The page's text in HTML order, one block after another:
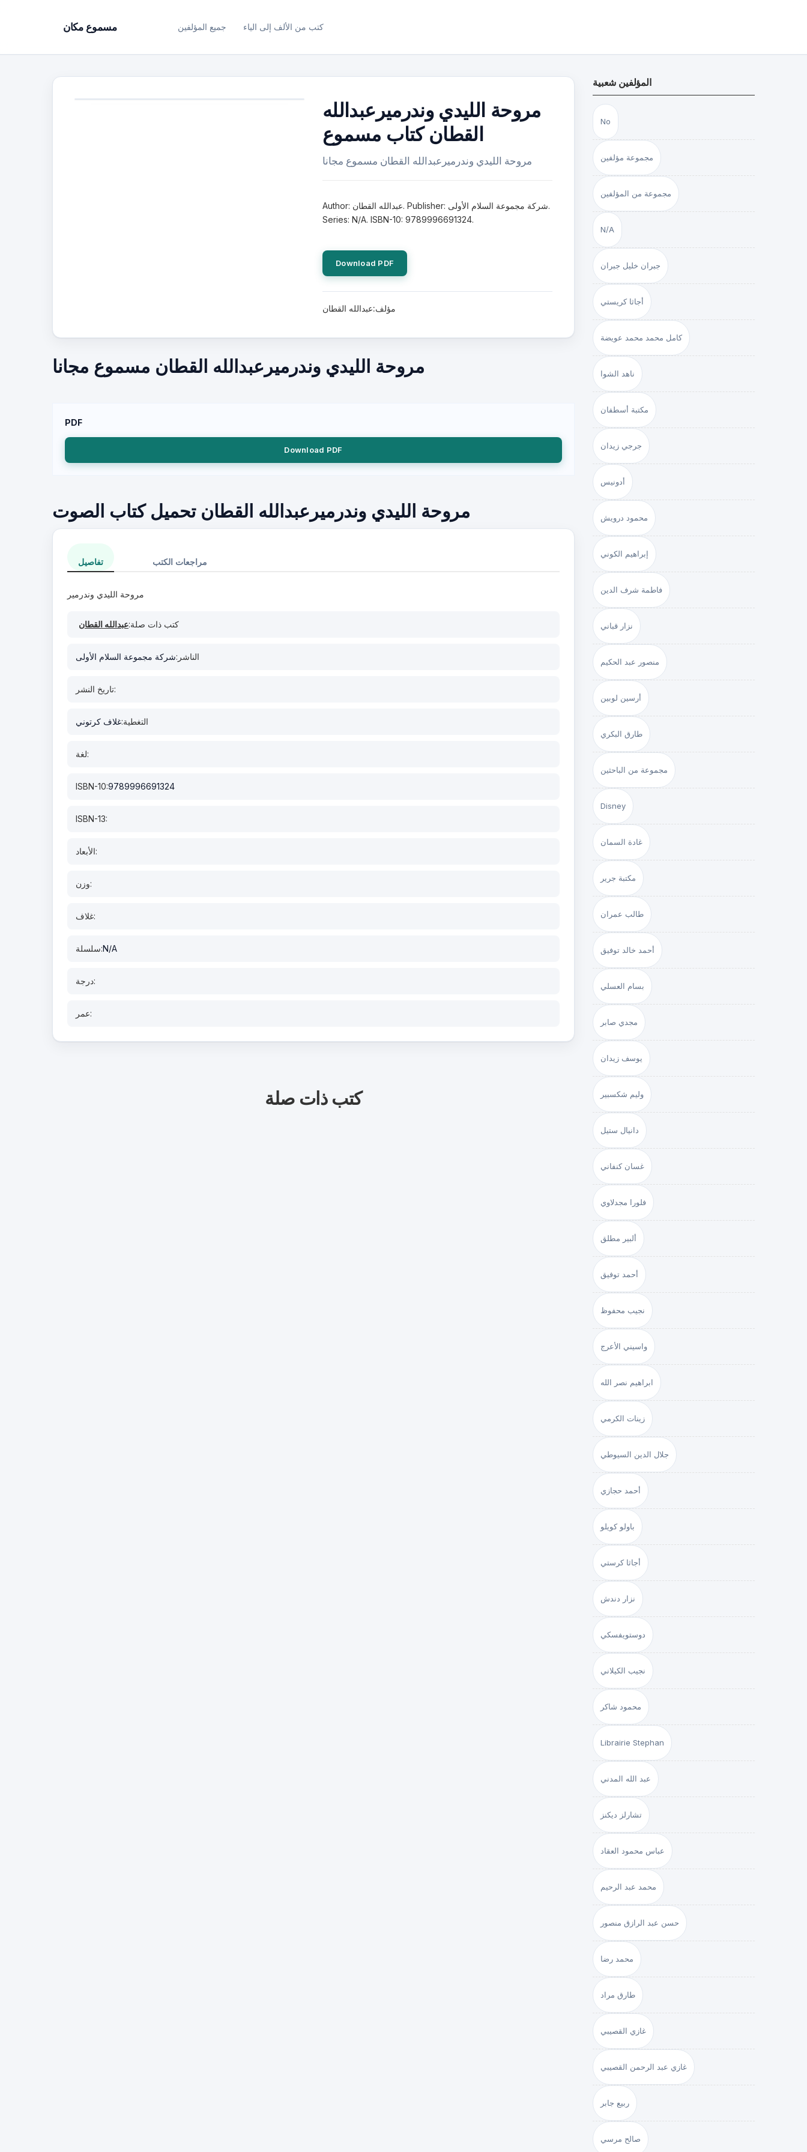
مسموع مكان جميع المؤلفين كتب من الألف إلى الياء
مروحة الليدي وندرميرعبدالله
القطان كتاب مسموع
مروحة الليدي وندرميرعبدالله القطان مسموع مجانا
Author: عبدالله القطان. Publisher: شركة مجموعة السلام الأولى.
Series: N/A. ISBN-10: 9789996691324.
Download PDF
مؤلف:عبدالله القطان
مروحة الليدي وندرميرعبدالله القطان مسموع مجانا
PDF
Download PDF
مروحة الليدي وندرميرعبدالله القطان تحميل كتاب الصوت
تفاصيل مراجعات الكتب
مروحة الليدي وندرمير
كتب ذات صلة:عبدالله القطان
الناشر:شركة مجموعة السلام الأولى
تاريخ النشر:
التغطية:غلاف كرتوني
لغة:
ISBN-10:9789996691324
ISBN-13:
الأبعاد:
وزن:
غلاف:
سلسلة:N/A
درجة:
عمر:
كتب ذات صلة
المؤلفين شعبية
No
مجموعة مؤلفين
مجموعة من المؤلفين
N/A
جبران خليل جبران
أجاثا كريستي
كامل محمد محمد عويضة
ناهد الشوا
مكتبة أسطفان
جرجي زيدان
أدونيس
محمود درويش
إبراهيم الكوني
فاطمة شرف الدين
نزار قباني
منصور عبد الحكيم
أرسين لوبين
طارق البكري
مجموعة من الباحثين
Disney
غادة السمان
مكتبة جرير
طالب عمران
أحمد خالد توفيق
بسام العسلي
مجدي صابر
يوسف زيدان
وليم شكسبير
دانيال ستيل
غسان كنفاني
فلورا مجدلاوي
ألبير مطلق
أحمد توفيق
نجيب محفوظ
واسيني الأعرج
ابراهيم نصر الله
زينات الكرمي
جلال الدين السيوطي
أحمد حجازي
باولو كويلو
أجاثا كرستي
نزار دندش
دوستويفسكي
نجيب الكيلاني
محمود شاكر
Librairie Stephan
عبد الله المدني
تشارلز ديكنز
عباس محمود العقاد
محمد عبد الرحيم
حسن عبد الرازق منصور
محمد رضا
طارق مراد
غازي القصيبي
غازي عبد الرحمن القصيبي
ربيع جابر
صالح مرسي